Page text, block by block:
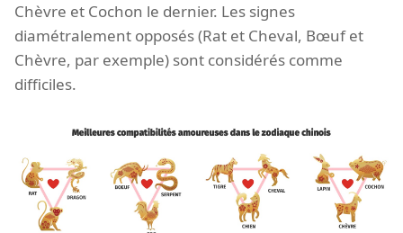
Chèvre et Cochon le dernier. Les signes
diamétralement opposés (Rat et Cheval, Bœuf et
Chèvre, par exemple) sont considérés comme
difficiles.